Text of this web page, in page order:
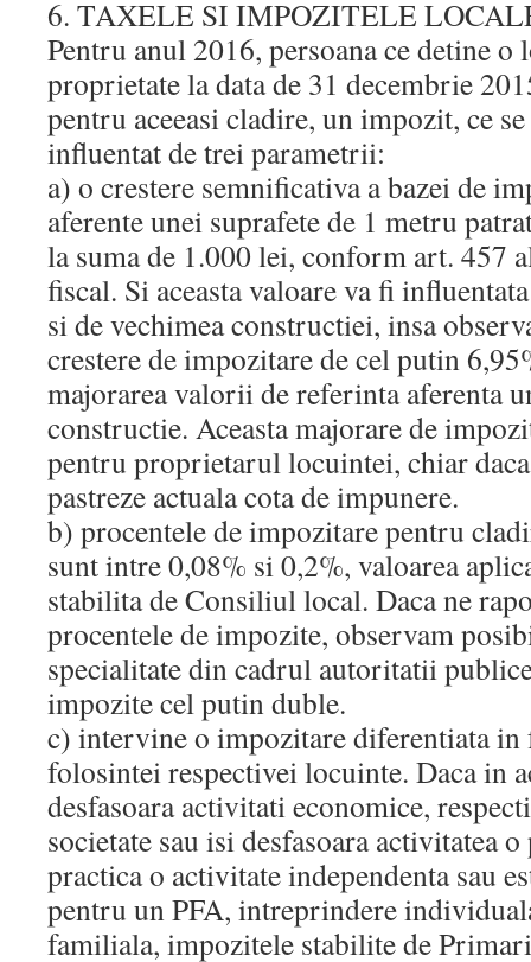
6. TAXELE SI IMPOZITELE
Pentru anul 2016, persoana ce detine o
proprietate la data de 31 decembrie
pentru aceeasi cladire, un impozit, ce
influentat de trei parametrii:
a) o crestere semnificativa a bazei de
aferente unei suprafete de 1 metru
la suma de 1.000 lei, conform art. 457
fiscal. Si aceasta valoare va fi
si de vechimea constructiei, insa
crestere de impozitare de cel putin
majorarea valorii de referinta aferenta
constructie. Aceasta majorare de
pentru proprietarul locuintei, chiar
pastreze actuala cota de impunere.
b) procentele de impozitare pentru
sunt intre 0,08% si 0,2%, valoarea
stabilita de Consiliul local. Daca ne
procentele de impozite, observam
specialitate din cadrul autoritatii
impozite cel putin duble.
c) intervine o impozitare diferentiata in
folosintei respectivei locuinte. Daca in
desfasoara activitati economice,
societate sau isi desfasoara activitatea
practica o activitate independenta sau
pentru un PFA, intreprindere
familiala, impozitele stabilite de